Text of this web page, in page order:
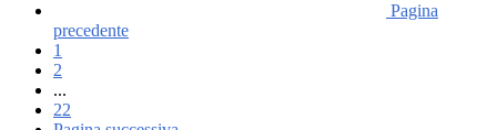
Pagina
precedente
1
2
...
22